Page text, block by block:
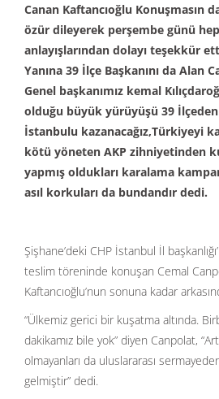
Canan Kaftancıoğlu Konuşmasın
özür dileyerek perşembe günü
anlayışlarından dolayı teşekkür
Yanına 39 İlçe Başkanını da Alan
Genel başkanımız kemal
olduğu büyük yürüyüşü 39
İstanbulu kazanacağız,Türkiyeyi
kötü yöneten AKP zihniyetinden
yapmış oldukları karalama
asıl korkuları da bundandır dedi.
Şişhane’deki CHP İstanbul İl
teslim töreninde konuşan Cemal
Kaftancıoğlu’nun sonuna kadar
“Ülkemiz gerici bir kuşatma altında.
dakikamız bile yok” diyen Canpolat,
olmayanları da uluslararası
gelmiştir” dedi.